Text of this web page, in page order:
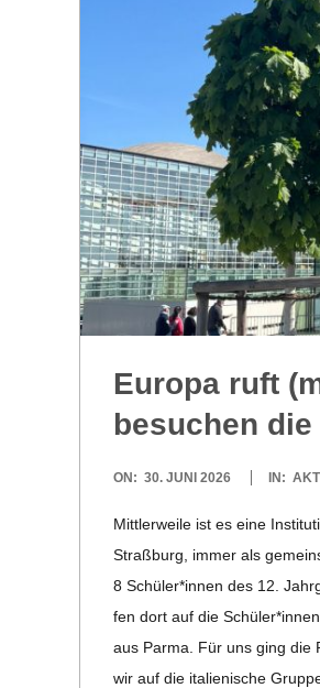
-
G
O
L
D
S
C
H
M
Europa ruft
besu­chen
2026-
ON: 30. JUNI 2026 IN:
Mitt­ler­weile ist es eine
Straß­burg, immer als
8 Schüler*innen des 12.
fen dort auf die
aus Parma. Für uns ging die
wir auf die ita­lie­ni­sche